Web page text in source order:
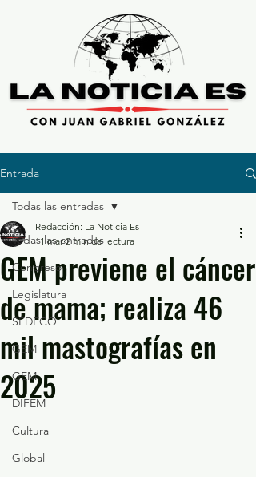
Entrada
Todas las entradas
Congreso
Legislatura
SEDECO
GEM
GEM
DIFEM
Cultura
Global
Todas las entradas
GEM previene el cáncer
de mama; realiza 46
mil mastografías en
2025
Redacción: La Noticia Es
11 mar 2 min de lectura